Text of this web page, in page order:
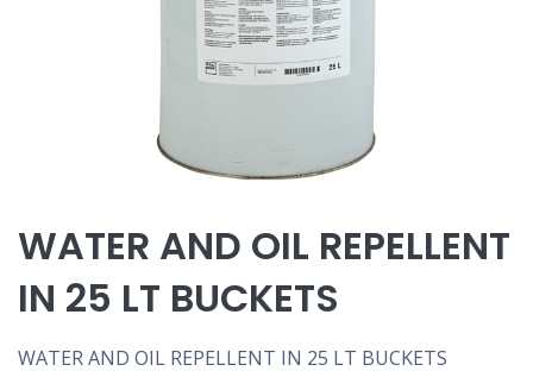
WATER AND OIL REPELLENT
IN 25 LT BUCKETS
WATER AND OIL REPELLENT IN 25 LT BUCKETS